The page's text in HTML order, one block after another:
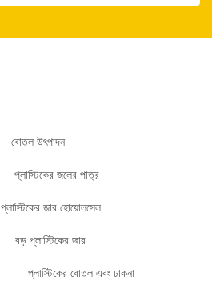
বোতল উৎপাদন
প্লাস্টিকের জলের পাত্র
প্লাস্টিকের জার হোয়োলসেল
বড় প্লাস্টিকের জার
প্লাস্টিকের বোতল এবং ঢাকনা